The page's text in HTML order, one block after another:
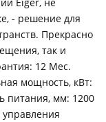
Eiger, не
- решение для
Прекрасно
так и
12 Мес.
мощность, кВт:
питания, мм: 1200